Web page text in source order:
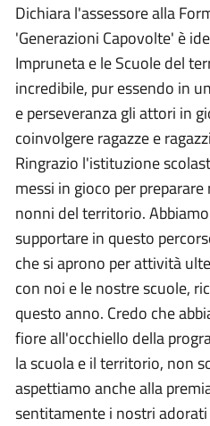
Dichiara l'assessore alla
'Generazioni Capovolte' è
Impruneta e le Scuole del
incredibile, pur essendo in
e perseveranza gli attori in
coinvolgere ragazze e
Ringrazio l'istituzione
messi in gioco per
nonni del territorio.
supportare in questo
che si aprono per attività
con noi e le nostre scuole,
questo anno. Credo che
fiore all'occhiello della
la scuola e il territorio, non
aspettiamo anche alla
sentitamente i nostri